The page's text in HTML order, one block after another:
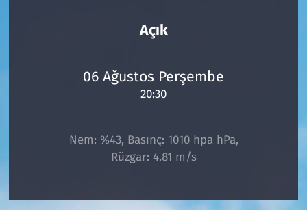
Açık
06 Ağustos Perşembe
20:30
Nem: %43, Basınç: 1010 hpa hPa,
Rüzgar: 4.81 m/s